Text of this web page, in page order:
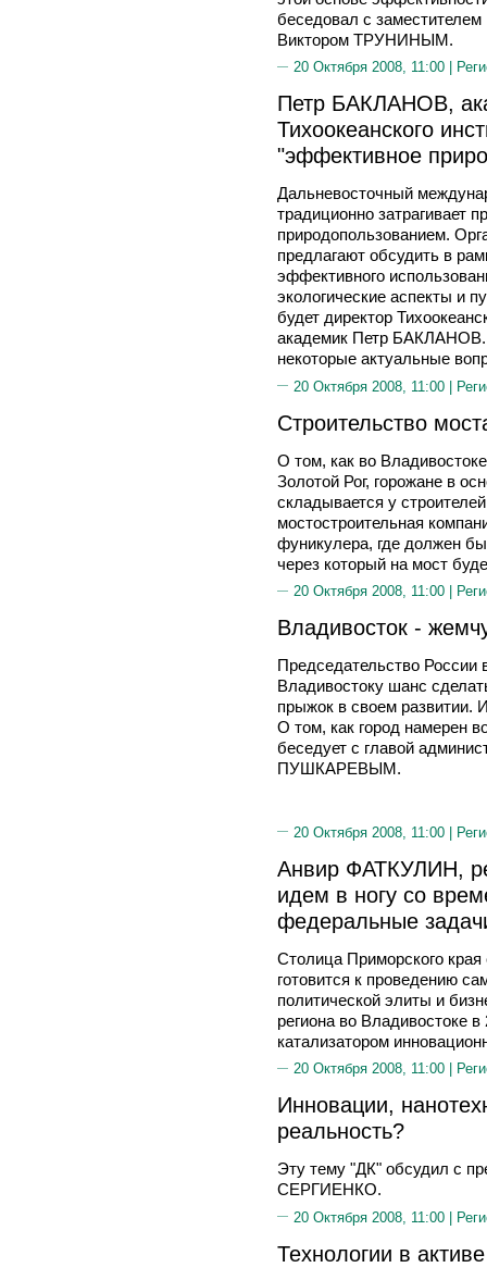
беседовал с
Виктором ТРУНИНЫМ.
20 Октября 2008, 11:00 |
Петр БАКЛАНОВ,
Тихоокеанского
"эффективное
Дальневосточный
традиционно затрагивает
природопользованием.
предлагают обсудить в
эффективного
экологические аспекты и
будет директор
академик Петр БАКЛАНОВ.
некоторые актуальные
20 Октября 2008, 11:00 |
Строительство
О том, как во
Золотой Рог, горожане в
складывается у
мостостроительная
фуникулера, где должен
через который на мост
20 Октября 2008, 11:00 |
Владивосток -
Председательство России
Владивостоку шанс
прыжок в своем развитии.
О том, как город намерен
беседует с главой
ПУШКАРЕВЫМ.
20 Октября 2008, 11:00 |
Анвир ФАТКУЛИН,
идем в ногу со
федеральные
Столица Приморского
готовится к проведению
политической элиты и
региона во Владивостоке
катализатором
20 Октября 2008, 11:00 |
Инновации,
реальность?
Эту тему "ДК" обсудил с
СЕРГИЕНКО.
20 Октября 2008, 11:00 |
Технологии в активе